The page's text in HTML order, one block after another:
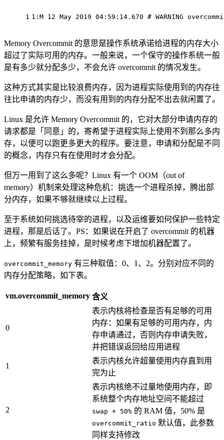
1 1:M 12 May 2019 04:59:14.670 # WARNING
Memory Overcommit 的意思是操作系统承诺给进程的内存大小
超过了实际可用的内存。一般来说，一个保守的操作系统一般
是有多少就分配多少，不会允许 overcommit 的情况发生。
这种方式其实是比较浪费内存，因为进程实际使用到的内存往
往比申请的内存少，而没有用到的内存分配不出去就闲置了。
Linux 是允许 Memory Overcommit 的，它对大部分申请内存的
请求都是「同意」的，寄希望于进程实际上使用不到那么多内
存，以便可以跑更多更大的程序。要注意，申请和分配是不同
的概念，内存只有在使用时才会分配。
但万一用到了这么多呢？Linux 有一个 OOM（out of
memory）机制来处理这种危机：挑选一个进程杀掉，腾出部
分内存，如果不够就继续以上过程。
至于系统如何挑选待宰的进程，以及运维要如何保护一些特定
进程，那是后话了。PS：如果说在开启了 overcommit 的机器
上，频繁有服务挂掉，是时候考虑下增加机器配置了。
overcommit_memory 有三种取值：0、1、2。分别对应不同的
内存分配策略，如下表。
vm.overcommit_memory 含义
0
表示内核将检查是否有足够的可用
内存：如果有足够的可用内存，内
存申请通过，否则内存申请失败，
并把错误返回给应用进程
1
表示内核允许超量使用内存直到用
完为止
2
表示内核绝不过量地使用内存，即
系统整个内存地址空间不能超过
swap + 50% 的 RAM 值，50% 是
overcommit_ratio 默认值，此参数
同样支持修改